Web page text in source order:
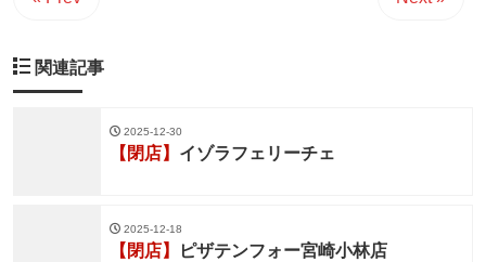
関連記事
2025-12-30
【閉店】 イゾラフェリーチェ
2025-12-18
【閉店】 ピザテンフォー宮崎小林店